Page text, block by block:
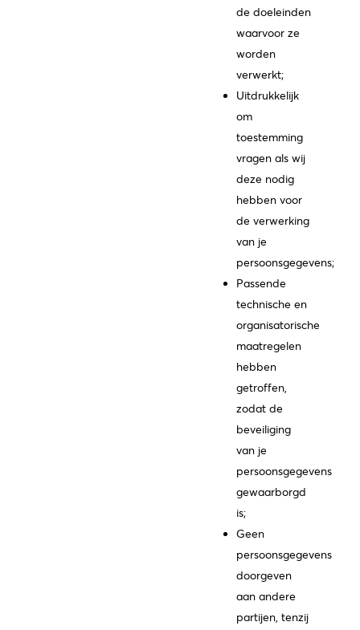
de doeleinden
waarvoor ze
worden
verwerkt;
Uitdrukkelijk
om
toestemming
vragen als wij
deze nodig
hebben voor
de verwerking
van je
persoonsgegevens;
Passende
technische en
organisatorische
maatregelen
hebben
getroffen,
zodat de
beveiliging
van je
persoonsgegevens
gewaarborgd
is;
Geen
persoonsgegevens
doorgeven
aan andere
partijen, tenzij